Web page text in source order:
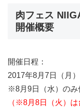
肉フェス
開催概要
開催日程：
2017年8月7日（月）
※8月9日（水）のみ
（※8月8日（火）